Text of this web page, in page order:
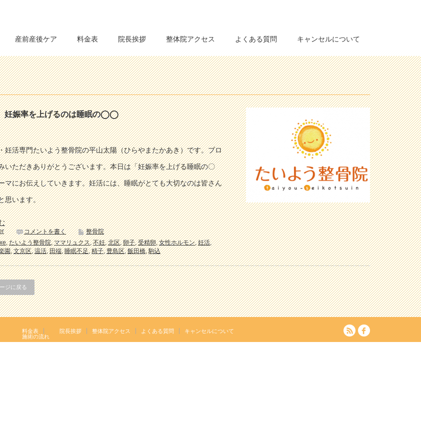
産前産後ケア 料金表 院長挨拶 整体院アクセス よくある質問 キャンセルについて
妊娠率を上げるのは睡眠の◯◯
妊活専門たいよう整骨院の平山太陽（ひらやまたかあき）です。ブロ
いただきありがとうございます。本日は「妊娠率を上げる睡眠の〇
マにお伝えしていきます。妊活には、睡眠がとても大切なのは皆さん
思います。
コメントを書く
整骨院
,たいよう整骨院,ママリュクス,不妊,北区,卵子,受精卵,女性ホルモン,妊活,
園,文京区,温活,田端,睡眠不足,精子,豊島区,飯田橋,駒込
ジに戻る
料金表
施術の流れ
院長挨拶 整体院アクセス よくある質問 キャンセルについて
RSS